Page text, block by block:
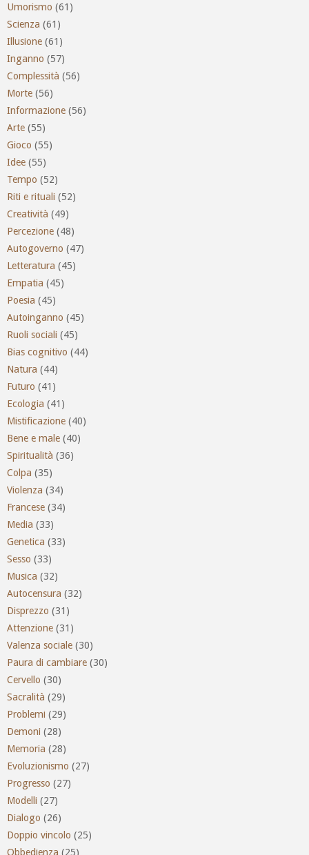
Umorismo (61)
Scienza (61)
Illusione (61)
Inganno (57)
Complessità (56)
Morte (56)
Informazione (56)
Arte (55)
Gioco (55)
Idee (55)
Tempo (52)
Riti e rituali (52)
Creatività (49)
Percezione (48)
Autogoverno (47)
Letteratura (45)
Empatia (45)
Poesia (45)
Autoinganno (45)
Ruoli sociali (45)
Bias cognitivo (44)
Natura (44)
Futuro (41)
Ecologia (41)
Mistificazione (40)
Bene e male (40)
Spiritualità (36)
Colpa (35)
Violenza (34)
Francese (34)
Media (33)
Genetica (33)
Sesso (33)
Musica (32)
Autocensura (32)
Disprezzo (31)
Attenzione (31)
Valenza sociale (30)
Paura di cambiare (30)
Cervello (30)
Sacralità (29)
Problemi (29)
Demoni (28)
Memoria (28)
Evoluzionismo (27)
Progresso (27)
Modelli (27)
Dialogo (26)
Doppio vincolo (25)
Obbedienza (25)